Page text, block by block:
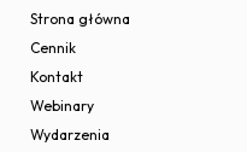
Strona główna
Cennik
Kontakt
Webinary
Wydarzenia